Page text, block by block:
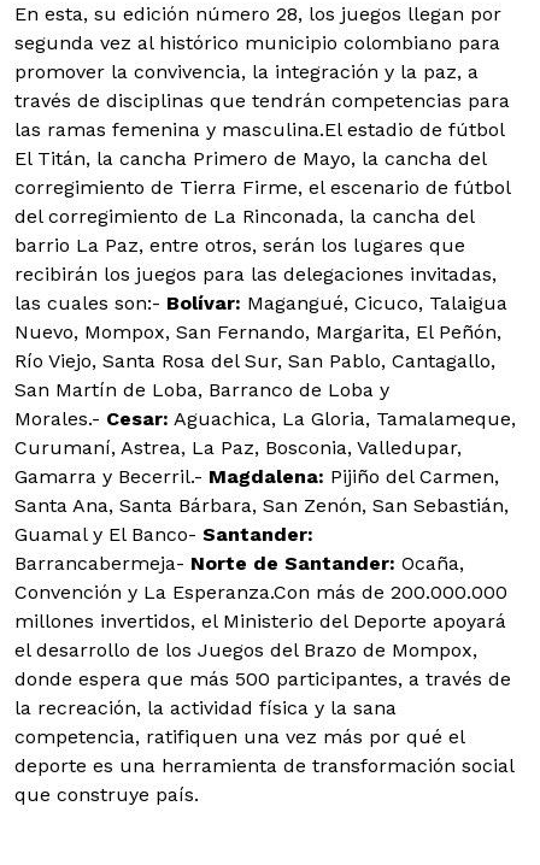
En esta, su edición número 28, los juegos llegan por
segunda vez al histórico municipio colombiano para
promover la convivencia, la integración y la paz, a
través de disciplinas que tendrán competencias para
las ramas femenina y masculina.El estadio de fútbol
El Titán, la cancha Primero de Mayo, la cancha del
corregimiento de Tierra Firme, el escenario de fútbol
del corregimiento de La Rinconada, la cancha del
barrio La Paz, entre otros, serán los lugares que
recibirán los juegos para las delegaciones invitadas,
las cuales son:- Bolívar: Magangué, Cicuco, Talaigua
Nuevo, Mompox, San Fernando, Margarita, El Peñón,
Río Viejo, Santa Rosa del Sur, San Pablo, Cantagallo,
San Martín de Loba, Barranco de Loba y
Morales.- Cesar: Aguachica, La Gloria, Tamalameque,
Curumaní, Astrea, La Paz, Bosconia, Valledupar,
Gamarra y Becerril.- Magdalena: Pijiño del Carmen,
Santa Ana, Santa Bárbara, San Zenón, San Sebastián,
Guamal y El Banco- Santander:
Barrancabermeja- Norte de Santander: Ocaña,
Convención y La Esperanza.Con más de 200.000.000
millones invertidos, el Ministerio del Deporte apoyará
el desarrollo de los Juegos del Brazo de Mompox,
donde espera que más 500 participantes, a través de
la recreación, la actividad física y la sana
competencia, ratifiquen una vez más por qué el
deporte es una herramienta de transformación social
que construye país.